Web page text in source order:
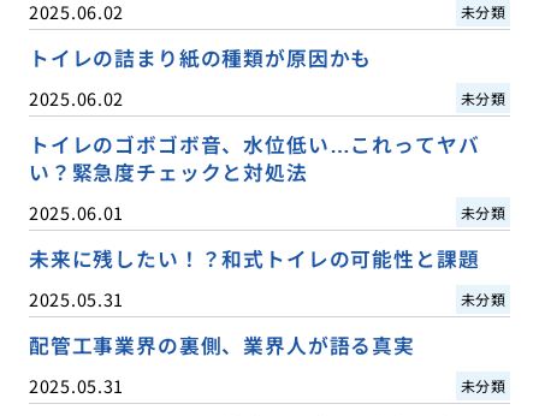
2025.06.02 未分類
トイレの詰まり紙の種類が原因かも
2025.06.02 未分類
トイレのゴボゴボ音、水位低い…これってヤバ
い？緊急度チェックと対処法
2025.06.01 未分類
未来に残したい！？和式トイレの可能性と課題
2025.05.31 未分類
配管工事業界の裏側、業界人が語る真実
2025.05.31 未分類